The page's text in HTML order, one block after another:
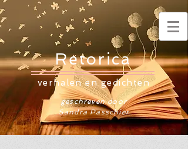
Retorica
verhalen en gedichten
geschreven door
Sandra Passchier